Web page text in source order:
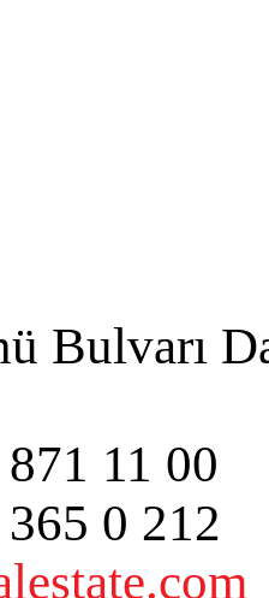
Bulvarı
11 00
0 212